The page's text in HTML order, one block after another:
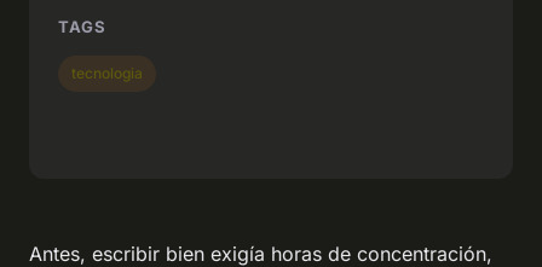
Antes, escribir bien exigía horas de concentración,
TAGS
tecnologia